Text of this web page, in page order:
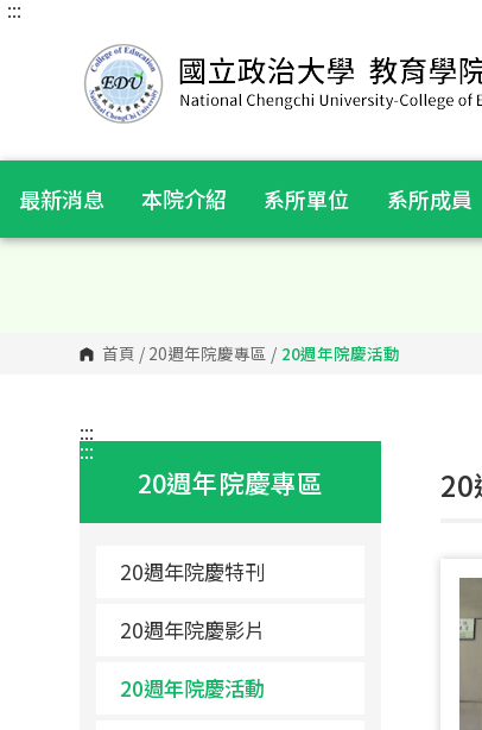
跳
:::
最新消息 本院介紹 系所單位 系所成員
首頁 / 20週年院慶專區 / 20週年院慶活動
:::
20週年院慶專區
20週年院慶特刊
20週年院慶影片
20週年院慶活動
:::
20